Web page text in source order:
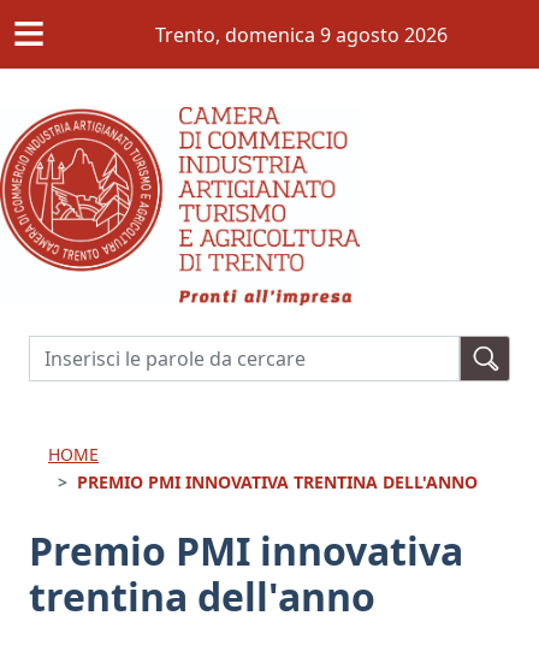
≡ Trento, domenica 9 agosto 2026
Cerca
HOME
PREMIO PMI INNOVATIVA TRENTINA DELL'ANNO
Premio PMI innovativa
trentina dell'anno